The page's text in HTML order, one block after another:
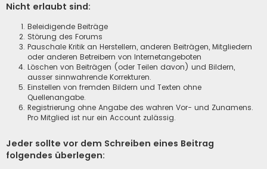
Nicht erlaubt sind:
Beleidigende Beiträge
Störung des Forums
Pauschale Kritik an Herstellern, anderen Beiträgen, Mitgliedern
oder anderen Betreibern von Internetangeboten
Löschen von Beiträgen (oder Teilen davon) und Bildern,
ausser sinnwahrende Korrekturen.
Einstellen von fremden Bildern und Texten ohne
Quellenangabe.
Registrierung ohne Angabe des wahren Vor- und Zunamens.
Pro Mitglied ist nur ein Account zulässig.
Jeder sollte vor dem Schreiben eines Beitrag
folgendes überlegen: